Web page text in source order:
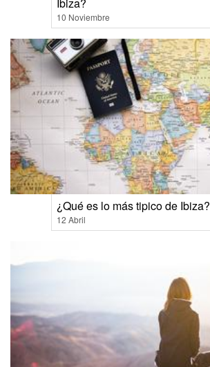
Ibiza?
10 Noviembre
¿Qué es lo más tipico de Ibiza?
12 Abril